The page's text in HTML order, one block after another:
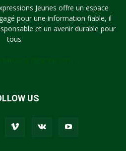
Jeunes offre un espace
pour une information fiable, il
et un avenir durable pour
tous.
US